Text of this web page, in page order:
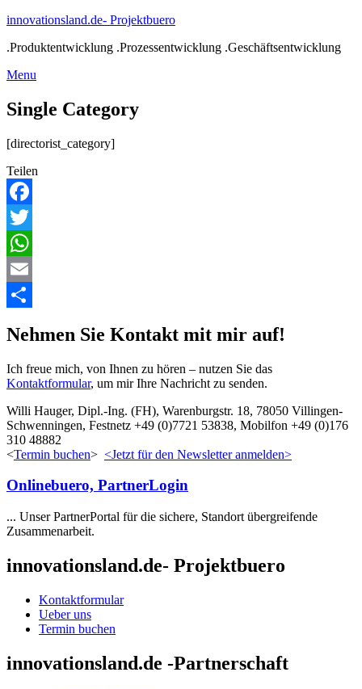
Skip
content
innovationsland.de- Projektbuero
.Produktentwicklung .Prozessentwicklung .Geschäftsentwicklung
Menu
Single Category
[directorist_category]
Teilen
Facebook
Twitter
WhatsApp
Email
Nehmen Sie Kontakt mit mir auf!
Ich freue mich, von Ihnen zu hören – nutzen Sie das
Kontaktformular, um mir Ihre Nachricht zu senden.
Willi Hauger, Dipl.-Ing. (FH), Warenburgstr. 18, 78050 Villingen-
Schwenningen, Festnetz +49 (0)7721 53838, Mobilfon +49 (0)176
310 48882
<Termin buchen> <Jetzt für den Newsletter anmelden>
Onlinebuero, PartnerLogin
... Unser PartnerPortal für die sichere, Standort übergreifende
Zusammenarbeit.
innovationsland.de- Projektbuero
Kontaktformular
Ueber uns
Termin buchen
innovationsland.de -Partnerschaft